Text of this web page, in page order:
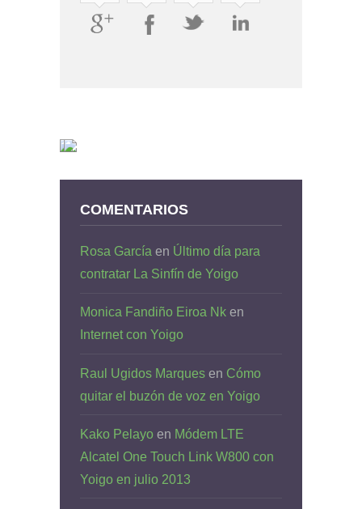
COMENTARIOS
Rosa García en Último día para
contratar La Sinfín de Yoigo
Monica Fandiño Eiroa Nk en
Internet con Yoigo
Raul Ugidos Marques en Cómo
quitar el buzón de voz en Yoigo
Kako Pelayo en Módem LTE
Alcatel One Touch Link W800 con
Yoigo en julio 2013